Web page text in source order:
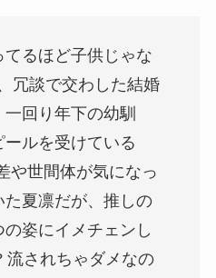
てるほど子供じゃな
冗談で交わした結婚
回り年下の幼馴
ルを受けている
や世間体が気になっ
夏凛だが、推しの
姿にイメチェンし
されちゃダメなの